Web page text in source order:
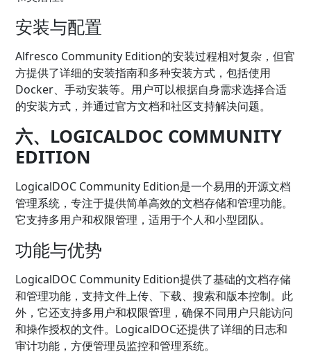
安装与配置
Alfresco Community Edition的安装过程相对复杂，但官
方提供了详细的安装指南和多种安装方式，包括使用
Docker、手动安装等。用户可以根据自身需求选择合适
的安装方式，并通过官方文档和社区支持解决问题。
六、LOGICALDOC COMMUNITY
EDITION
LogicalDOC Community Edition是一个易用的开源文档
管理系统，专注于提供简单高效的文档存储和管理功能。
它支持多用户和权限管理，适用于个人和小型团队。
功能与优势
LogicalDOC Community Edition提供了基础的文档存储
和管理功能，支持文件上传、下载、搜索和版本控制。此
外，它还支持多用户和权限管理，确保不同用户只能访问
和操作授权的文件。LogicalDOC还提供了详细的日志和
审计功能，方便管理员监控和管理系统。